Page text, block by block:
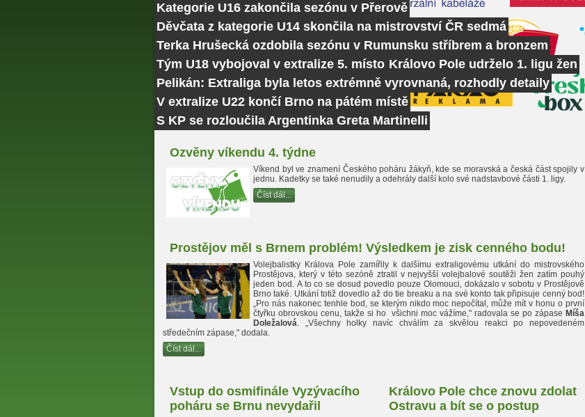
Kategorie U16 zakončila sezónu v Přerově
Děvčata z kategorie U14 skončila na mistrovství ČR sedmá
Terka Hrušecká ozdobila sezónu v Rumunsku stříbrem a bronzem
Tým U18 vybojoval v extralize 5. místo Královo Pole udrželo 1. ligu žen
Pelikán: Extraliga byla letos extrémně vyrovnaná, rozhodly detaily
V extralize U22 končí Brno na pátém místě
S KP se rozloučila Argentinka Greta Martinelli
Ozvěny víkendu 4. týdne
Víkend byl ve znamení Českého poháru žákyň, kde se moravská a česká část spojily v
jednu. Kadetky se také nenudily a odehrály další kolo své nadstavbové části 1. ligy.
Číst dál...
Prostějov měl s Brnem problém! Výsledkem je zisk cenného bodu!
Volejbalistky Králova Pole zamířily k dalšímu extraligovému utkání do mistrovského
Prostějova, který v této sezóně ztratil v nejvyšší volejbalové soutěži žen zatím pouhý
jeden bod. A to co se dosud povedlo pouze Olomouci, dokázalo v sobotu v Prostějově
Brno také. Utkání totiž dovedlo až do tie breaku a na své konto tak připisuje cenný bod!
„Pro nás nakonec tenhle bod, se kterým nikdo moc nepočítal, může mít v honu o první
čtyřku obrovskou cenu, takže si ho všichni moc vážíme," radovala se po zápase Míša
Doležalová. „Všechny holky navíc chválím za skvělou reakci po nepovedeném
středečním zápase," dodala.
Číst dál...
Vstup do osmifinále Vyzývacího
poháru se Brnu nevydařil
Královo Pole chce znovu zdolat
Ostravu a bít se o postup